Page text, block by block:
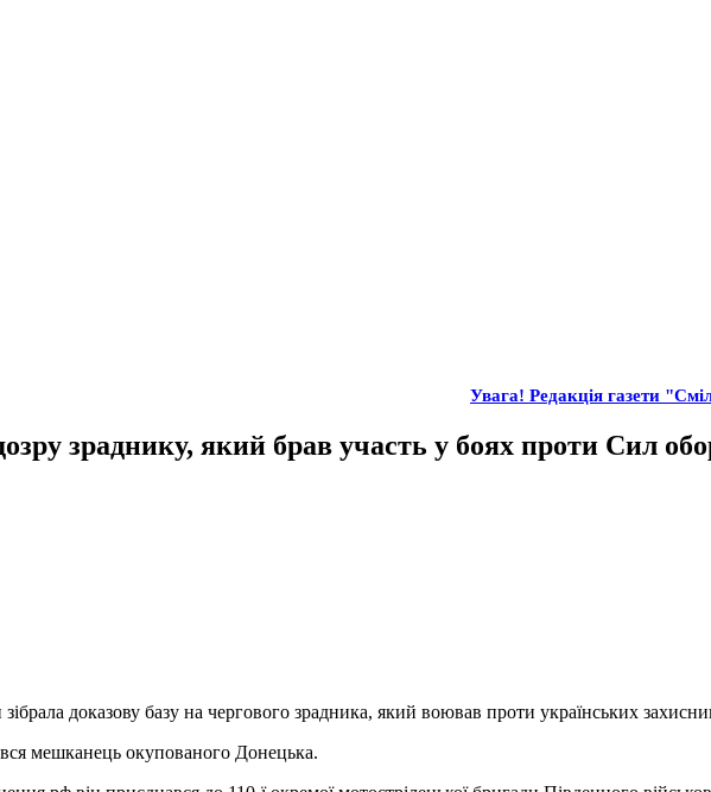
Увага! Редакція газети
зраднику, який брав участь у боях проти Сил
доказову базу на чергового зрадника, який воював проти українських
мешканець окупованого Донецька.